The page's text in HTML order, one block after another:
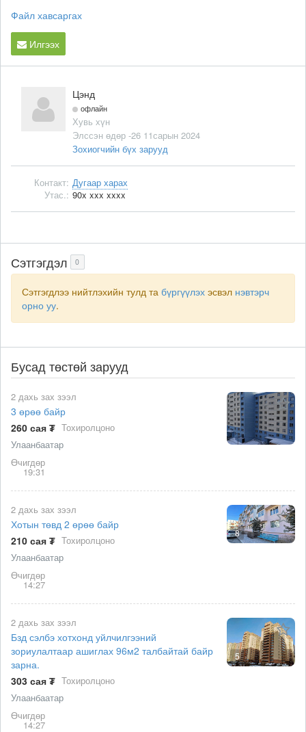
Файл хавсаргах
Илгээх
Цэнд
офлайн
Хувь хүн
Элссэн өдөр -26 11сарын 2024
Зохиогчийн бүх зарууд
Контакт: Дугаар харах
Утас.: 90x xxx xxxx
Сэтгэгдэл 0
Сэтгэгдлээ нийтлэхийн тулд та бүргүүлэх эсвэл нэвтэрч
орно уу.
Бусад төстөй зарууд
2 дахь зах зээл
3 өрөө байр
260 сая ₮ Тохиролцоно
Улаанбаатар
Өчигдөр
19:31
8
2 дахь зах зээл
Хотын төвд 2 өрөө байр
210 сая ₮ Тохиролцоно
Улаанбаатар
Өчигдөр
14:27
5
2 дахь зах зээл
Бзд сэлбэ хотхонд уйлчилгээний
зориулалтаар ашиглах 96м2 талбайтай байр
зарна.
303 сая ₮ Тохиролцоно
Улаанбаатар
Өчигдөр
14:27